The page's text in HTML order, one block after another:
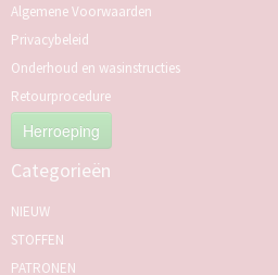
Algemene Voorwaarden
Privacybeleid
Onderhoud en wasinstructies
Retourprocedure
Herroeping
Categorieën
NIEUW
STOFFEN
PATRONEN